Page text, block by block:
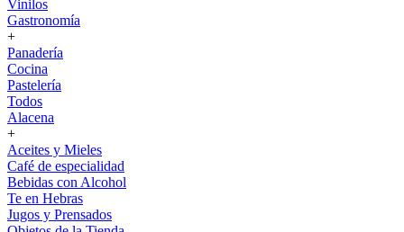
Vinilos
Gastronomía
+
Panadería
Cocina
Pastelería
Todos
Alacena
+
Aceites y Mieles
Café de especialidad
Bebidas con Alcohol
Te en Hebras
Jugos y Prensados